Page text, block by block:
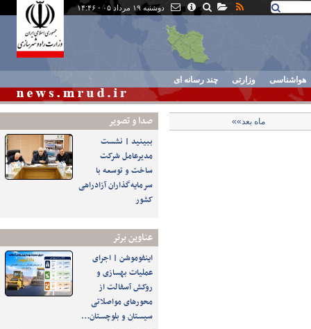
دوشنبه ۱۹ مرداد ۰۵ - ۱۴:۴۶
هواشناسی وزارتی چند رسانه ای
صدا و تصوير
ببینید | نشست
مدیرعامل شرکت
ساخت و توسعه با
سرمایه‌گذاران آزادراهی
کشور
عناوین برتر
اینفوموشن | اجرای
عملیات بهسازی و
روکش آسفالت از
محورهای مواصلاتی
سیستان و بلوچستان…
ماه بعد»»